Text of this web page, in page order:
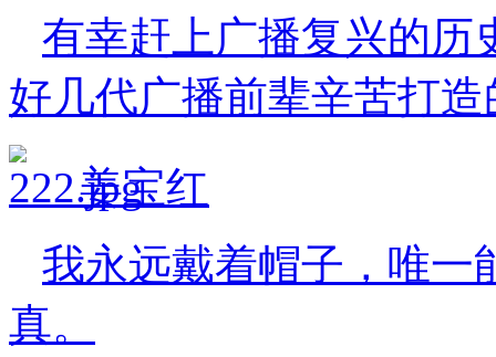
有幸赶上广播复兴的历
好几代广播前辈辛苦打
姜宝红
我永远戴着帽子，唯一
真。